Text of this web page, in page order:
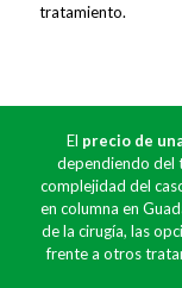
tratamiento.
El precio de
dependiendo del
complejidad del
en columna en
de la cirugía, las
frente a otros